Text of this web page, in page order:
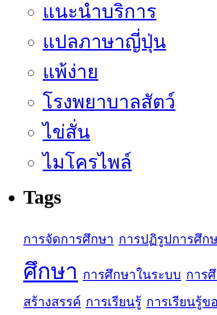
แนะนำบริการ
แปลภาษาญี่ปุ่น
แพ้ง่าย
โรงพยาบาลสัตว์
ไข่สั่น
ไมโครไพล์
Tags
การจัดการศึกษา การปฏิรูปการศึก
ศึกษา การศึกษาในระบบ การ
สร้างสรรค์ การเรียนรู้ การเรียนรู้ข